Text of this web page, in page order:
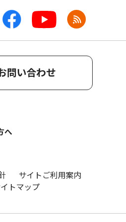
問い合わせ
へ
サイトご利用案内
トマップ